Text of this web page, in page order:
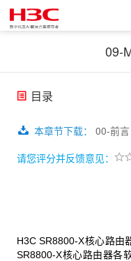
09-
目录
本章节下载： 00-前言
请您评分并反馈意见：
H3C SR8800-X核心路由
SR8800-X核心路由器各